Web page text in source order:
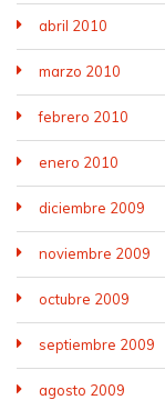
abril 2010
marzo 2010
febrero 2010
enero 2010
diciembre 2009
noviembre 2009
octubre 2009
septiembre 2009
agosto 2009